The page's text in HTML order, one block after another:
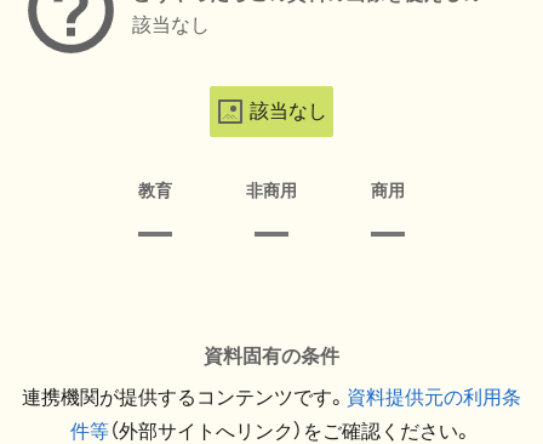
該当なし
該当なし
教育 非商用 商用
資料固有の条件
連携機関が提供するコンテンツです。 資料提供元の利用条
件等（外部サイトへリンク）をご確認ください。